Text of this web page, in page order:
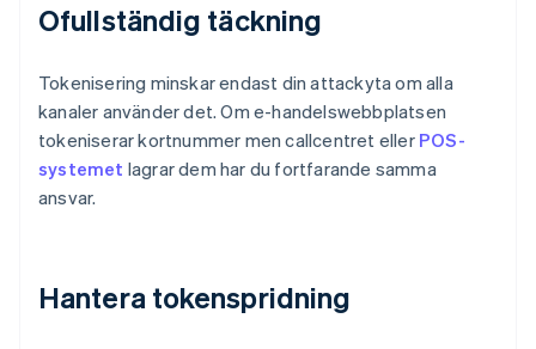
Ofullständig täckning
Tokenisering minskar endast din attackyta om alla
kanaler använder det. Om e-handelswebbplatsen
tokeniserar kortnummer men callcentret eller POS-
systemet lagrar dem har du fortfarande samma
ansvar.
Hantera tokenspridning